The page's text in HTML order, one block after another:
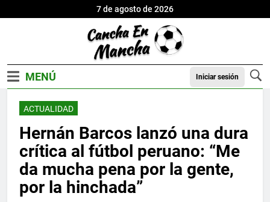
7 de agosto de 2026
Iniciar sesión
ACTUALIDAD
Hernán Barcos lanzó una dura
crítica al fútbol peruano: “Me
da mucha pena por la gente,
por la hinchada”